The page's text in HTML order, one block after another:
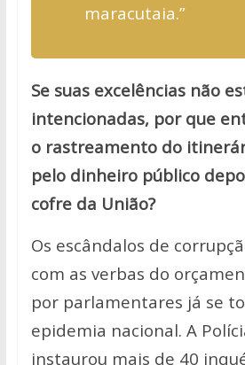
maracutaia.”
Se suas excelências não
intencionadas, por que
o rastreamento do
pelo dinheiro público
cofre da União?
Os escândalos de
com as verbas do
por parlamentares já se
epidemia nacional. A
instaurou mais de 40